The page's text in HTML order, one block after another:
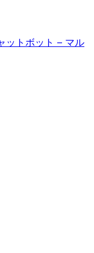
ットボット – マル